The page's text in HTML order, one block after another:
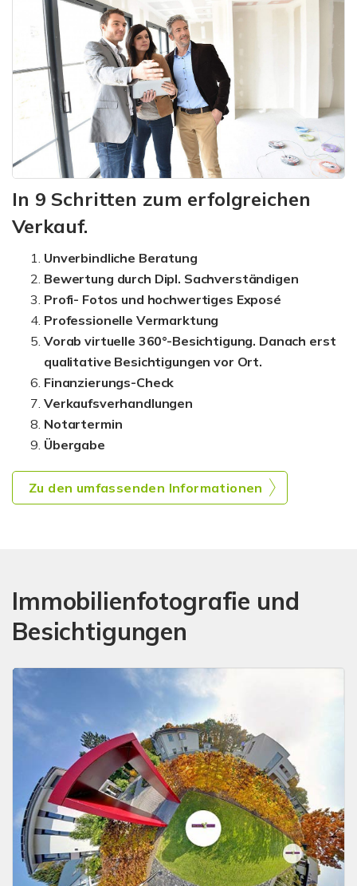
In 9 Schritten zum erfolgreichen
Verkauf.
Unverbindliche Beratung
Bewertung durch Dipl. Sachverständigen
Profi- Fotos und hochwertiges Exposé
Professionelle Vermarktung
Vorab virtuelle 360°-Besichtigung. Danach erst
qualitative Besichtigungen vor Ort.
Finanzierungs-Check
Verkaufsverhandlungen
Notartermin
Übergabe
Zu den umfassenden Informationen
Immobilienfotografie und
Besichtigungen